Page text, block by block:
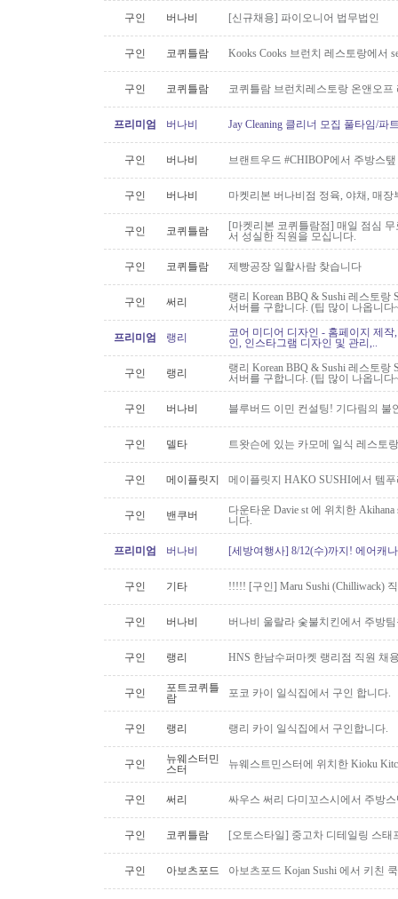
구인 버나비 [신규채용] 파이오니어 법무법인
구인 코퀴틀람 Kooks Cooks 브런치 레스토랑에서
구인 코퀴틀람 코퀴틀람 브런치레스토랑 온앤오
프리미엄 버나비 Jay Cleaning 클리너 모집 풀타임/파
구인 버나비 브랜트우드 #CHIBOP에서 주방스
구인 버나비 마켓리본 버나비점 정육, 야채, 매
구인 코퀴틀람
[마켓리본 코퀴틀람점] 매일 점심
서 성실한 직원을 모십니다.
구인 코퀴틀람 제빵공장 일할사람 찾습니다
구인 써리
랭리 Korean BBQ & Sushi 레스토
서버를 구합니다. (팁 많이 나옵니다
프리미엄 랭리
코어 미디어 디자인 - 홈페이지 제
인, 인스타그램 디자인 및 관리,..
구인 랭리
랭리 Korean BBQ & Sushi 레스토
서버를 구합니다. (팁 많이 나옵니다
구인 버나비 블루버드 이민 컨설팅! 기다림의 불
구인 델타 트왓슨에 있는 카모메 일식 레스토
구인 메이플릿지 메이플릿지 HAKO SUSHI에서 템
구인 밴쿠버
다운타운 Davie st 에 위치한
니다.
프리미엄 버나비 [세방여행사] 8/12(수)까지! 에어캐
구인 기타 !!!!! [구인] Maru Sushi (Chilliwack)
구인 버나비 버나비 울랄라 숯불치킨에서 주방
구인 랭리 HNS 한남수퍼마켓 랭리점 직원 채
구인
포트코퀴틀
람
포코 카이 일식집에서 구인 합니다.
구인 랭리 랭리 카이 일식집에서 구인합니다.
구인
뉴웨스터민
스터
뉴웨스트민스터에 위치한 Kioku
구인 써리 싸우스 써리 다미꼬스시에서 주방
구인 코퀴틀람 [오토스타일] 중고차 디테일링 스태
구인 아보츠포드 아보츠포드 Kojan Sushi 에서 키친